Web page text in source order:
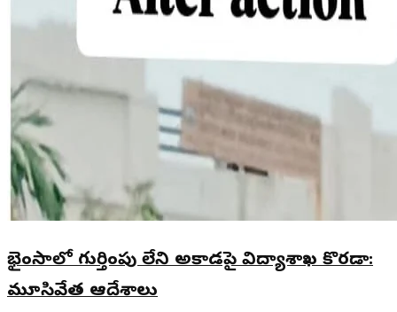
భైంసాలో గుర్తింపు లేని అకాడమీపై విద్యాశాఖ కొరడా:
మూసివేత ఆదేశాలు